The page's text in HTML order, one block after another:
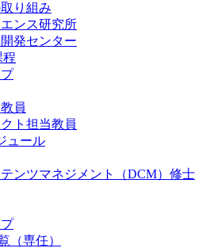
り組み
ンス研究所
発センター
程
員
ト担当教員
ュール
ンツマネジメント（DCM）修士
（専任）